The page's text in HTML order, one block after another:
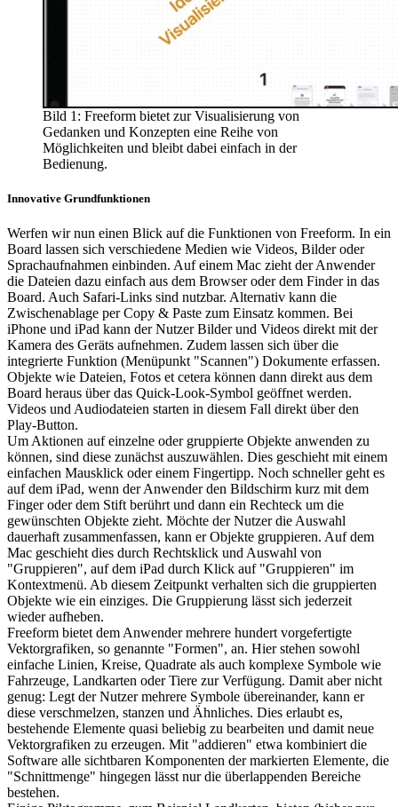
Bild 1: Freeform bietet zur Visualisierung von
Gedanken und Konzepten eine Reihe von
Möglichkeiten und bleibt dabei einfach in der
Bedienung.
Innovative Grundfunktionen
Werfen wir nun einen Blick auf die Funktionen von Freeform. In ein
Board lassen sich verschiedene Medien wie Videos, Bilder oder
Sprachaufnahmen einbinden. Auf einem Mac zieht der Anwender
die Dateien dazu einfach aus dem Browser oder dem Finder in das
Board. Auch Safari-Links sind nutzbar. Alternativ kann die
Zwischenablage per Copy & Paste zum Einsatz kommen. Bei
iPhone und iPad kann der Nutzer Bilder und Videos direkt mit der
Kamera des Geräts aufnehmen. Zudem lassen sich über die
integrierte Funktion (Menüpunkt "Scannen") Dokumente erfassen.
Objekte wie Dateien, Fotos et cetera können dann direkt aus dem
Board heraus über das Quick-Look-Symbol geöffnet werden.
Videos und Audiodateien starten in diesem Fall direkt über den
Play-Button.
Um Aktionen auf einzelne oder gruppierte Objekte anwenden zu
können, sind diese zunächst auszuwählen. Dies geschieht mit einem
einfachen Mausklick oder einem Fingertipp. Noch schneller geht es
auf dem iPad, wenn der Anwender den Bildschirm kurz mit dem
Finger oder dem Stift berührt und dann ein Rechteck um die
gewünschten Objekte zieht. Möchte der Nutzer die Auswahl
dauerhaft zusammenfassen, kann er Objekte gruppieren. Auf dem
Mac geschieht dies durch Rechtsklick und Auswahl von
"Gruppieren", auf dem iPad durch Klick auf "Gruppieren" im
Kontextmenü. Ab diesem Zeitpunkt verhalten sich die gruppierten
Objekte wie ein einziges. Die Gruppierung lässt sich jederzeit
wieder aufheben.
Freeform bietet dem Anwender mehrere hundert vorgefertigte
Vektorgrafiken, so genannte "Formen", an. Hier stehen sowohl
einfache Linien, Kreise, Quadrate als auch komplexe Symbole wie
Fahrzeuge, Landkarten oder Tiere zur Verfügung. Damit aber nicht
genug: Legt der Nutzer mehrere Symbole übereinander, kann er
diese verschmelzen, stanzen und Ähnliches. Dies erlaubt es,
bestehende Elemente quasi beliebig zu bearbeiten und damit neue
Vektorgrafiken zu erzeugen. Mit "addieren" etwa kombiniert die
Software alle sichtbaren Komponenten der markierten Elemente, die
"Schnittmenge" hingegen lässt nur die überlappenden Bereiche
bestehen.